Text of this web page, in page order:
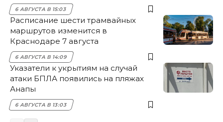
6 АВГУСТА В 15:03
Расписание шести трамвайных
маршрутов изменится в
Краснодаре 7 августа
6 АВГУСТА В 14:09
Указатели к укрытиям на случай
атаки БПЛА появились на пляжах
Анапы
6 АВГУСТА В 13:03